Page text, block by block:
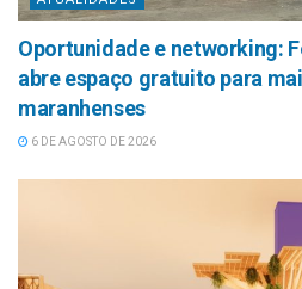
Oportunidade e networking:
abre espaço gratuito para
maranhenses
6 DE AGOSTO DE 2026